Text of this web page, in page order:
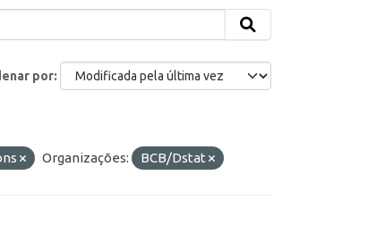
por
Organizações: BCB/Dstat